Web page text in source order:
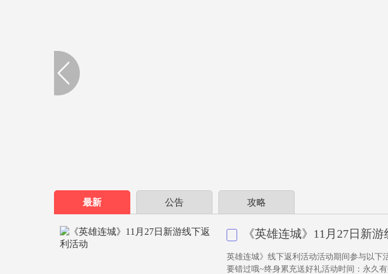
最新 公告 攻略
《英雄连城》11月27日新
英雄连城》线下返利活动活动期间参与以下
要错过哦~终身累充送好礼活动时间：永久